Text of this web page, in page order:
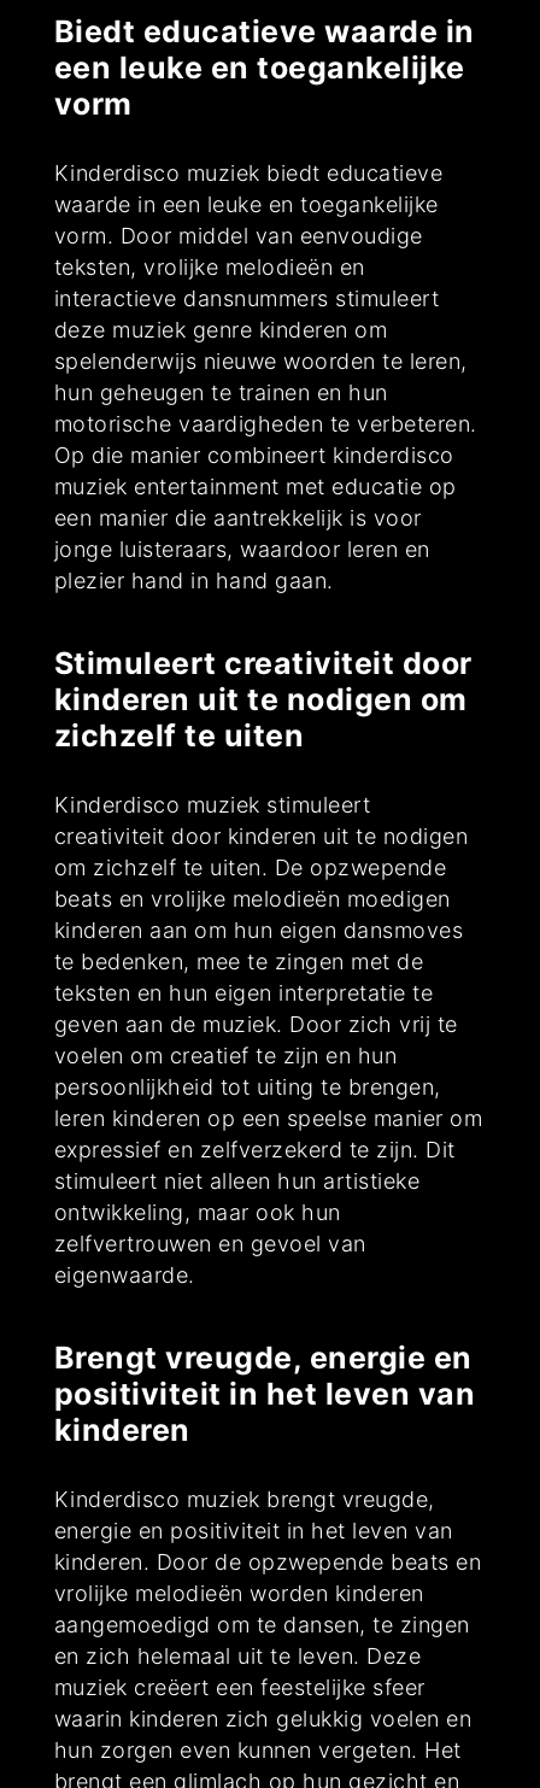
Biedt educatieve waarde in
een leuke en toegankelijke
vorm
Kinderdisco muziek biedt educatieve
waarde in een leuke en toegankelijke
vorm. Door middel van eenvoudige
teksten, vrolijke melodieën en
interactieve dansnummers stimuleert
deze muziek genre kinderen om
spelenderwijs nieuwe woorden te leren,
hun geheugen te trainen en hun
motorische vaardigheden te verbeteren.
Op die manier combineert kinderdisco
muziek entertainment met educatie op
een manier die aantrekkelijk is voor
jonge luisteraars, waardoor leren en
plezier hand in hand gaan.
Stimuleert creativiteit door
kinderen uit te nodigen om
zichzelf te uiten
Kinderdisco muziek stimuleert
creativiteit door kinderen uit te nodigen
om zichzelf te uiten. De opzwepende
beats en vrolijke melodieën moedigen
kinderen aan om hun eigen dansmoves
te bedenken, mee te zingen met de
teksten en hun eigen interpretatie te
geven aan de muziek. Door zich vrij te
voelen om creatief te zijn en hun
persoonlijkheid tot uiting te brengen,
leren kinderen op een speelse manier om
expressief en zelfverzekerd te zijn. Dit
stimuleert niet alleen hun artistieke
ontwikkeling, maar ook hun
zelfvertrouwen en gevoel van
eigenwaarde.
Brengt vreugde, energie en
positiviteit in het leven van
kinderen
Kinderdisco muziek brengt vreugde,
energie en positiviteit in het leven van
kinderen. Door de opzwepende beats en
vrolijke melodieën worden kinderen
aangemoedigd om te dansen, te zingen
en zich helemaal uit te leven. Deze
muziek creëert een feestelijke sfeer
waarin kinderen zich gelukkig voelen en
hun zorgen even kunnen vergeten. Het
brengt een glimlach op hun gezicht en